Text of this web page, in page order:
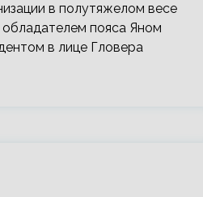
в полутяжелом весе
пояса Яном
в лице Гловера